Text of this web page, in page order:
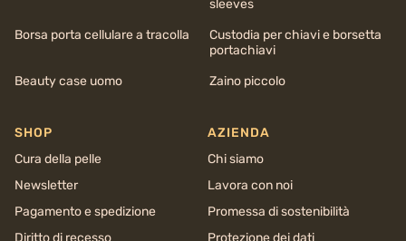
sleeves
Borsa porta cellulare a tracolla
Custodia per chiavi e borsetta
portachiavi
Beauty case uomo
Zaino piccolo
SHOP
Cura della pelle
Newsletter
Pagamento e spedizione
AZIENDA
Chi siamo
Lavora con noi
Promessa di sostenibilità